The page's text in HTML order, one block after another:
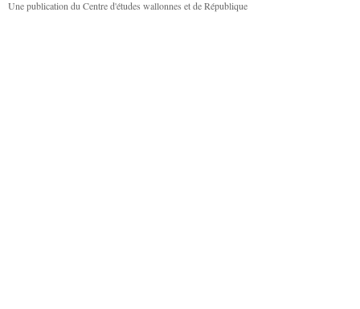
Une publication du Centre d'études wallonnes et de République